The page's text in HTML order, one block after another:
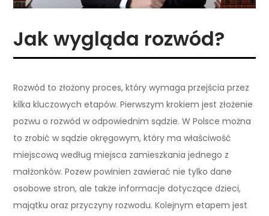
Jak wygląda rozwód?
Rozwód to złożony proces, który wymaga przejścia przez
kilka kluczowych etapów. Pierwszym krokiem jest złożenie
pozwu o rozwód w odpowiednim sądzie. W Polsce można
to zrobić w sądzie okręgowym, który ma właściwość
miejscową według miejsca zamieszkania jednego z
małżonków. Pozew powinien zawierać nie tylko dane
osobowe stron, ale także informacje dotyczące dzieci,
majątku oraz przyczyny rozwodu. Kolejnym etapem jest